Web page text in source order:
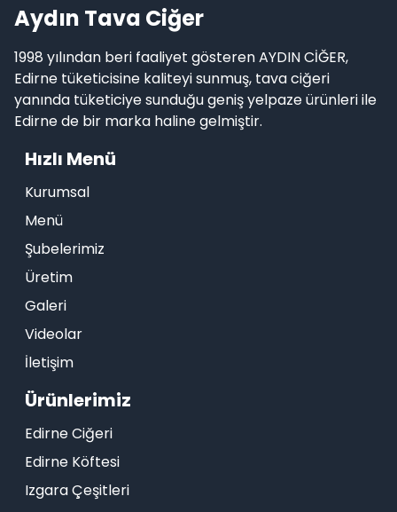
Aydın Tava Ciğer
1998 yılından beri faaliyet gösteren AYDIN CİĞER,
Edirne tüketicisine kaliteyi sunmuş, tava ciğeri
yanında tüketiciye sunduğu geniş yelpaze ürünleri ile
Edirne de bir marka haline gelmiştir.
Hızlı Menü
Kurumsal
Menü
Şubelerimiz
Üretim
Galeri
Videolar
İletişim
Ürünlerimiz
Edirne Ciğeri
Edirne Köftesi
Izgara Çeşitleri